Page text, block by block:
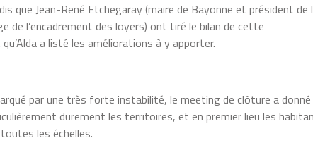
que Jean-René Etchegaray (maire de Bayonne et président de
de l’encadrement des loyers) ont tiré le bilan de cette
a listé les améliorations à y apporter.
par une très forte instabilité, le meeting de clôture a
durement les territoires, et en premier lieu les
les échelles.